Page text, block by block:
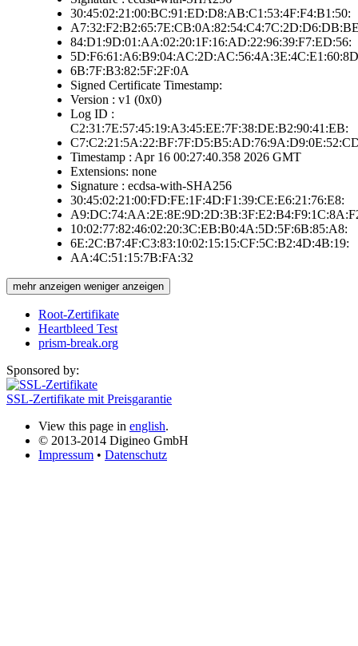
30:45:02:21:00:BC:91:ED:D8:AB:C1:53:4F:F4:B1:50:
84:D1:9D:01:AA:02:20:1F:16:AD:22:96:39:F7:ED:56:
6B:7F:B3:82:5F:2F:0A
Signed Certificate Timestamp:
Version : v1 (0x0)
Log ID :
C2:31:7E:57:45:19:A3:45:EE:7F:38:DE:B2:90:41:EB:
Timestamp : Apr 16 00:27:40.358 2026 GMT
Extensions: none
Signature : ecdsa-with-SHA256
30:45:02:21:00:FD:FE:1F:4D:F1:39:CE:E6:21:76:E8:
10:02:77:82:46:02:20:3C:EB:B0:4A:5D:5F:6B:85:A8:
6E:2C:B7:4F:C3:83:10:02:15:15:CF:5C:B2:4D:4B:19:
AA:4C:51:15:7B:FA:32
mehr anzeigen weniger anzeigen
Root-Zertifikate
Heartbleed Test
prism-break.org
Sponsored by:
SSL-Zertifikate mit Preisgarantie
View this page in english.
© 2013-2014 Digineo GmbH
Impressum • Datenschutz